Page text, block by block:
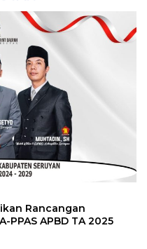
Rancangan
PPAS APBD TA 2025